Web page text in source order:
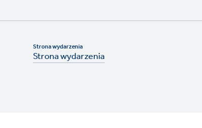
Strona wydarzenia
Strona wydarzenia